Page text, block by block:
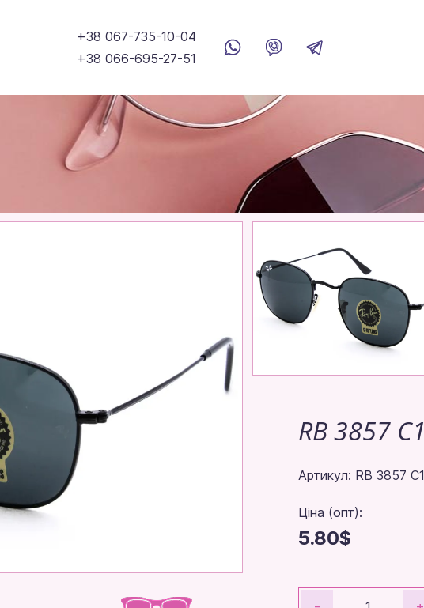
+38 067-735-10-04
+38 066-695-27-51
RB 3857
Артикул: RB 3857 C1
Ціна (опт):
5.80$